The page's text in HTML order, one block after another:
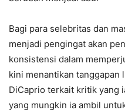
Bagi para selebritas dan
menjadi pengingat akan
konsistensi dalam
kini menantikan tanggapan
DiCaprio terkait kritik yang
yang mungkin ia ambil